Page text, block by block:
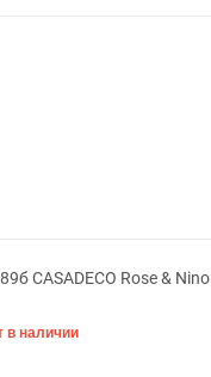
CASADECO Rose & Nino
в наличии